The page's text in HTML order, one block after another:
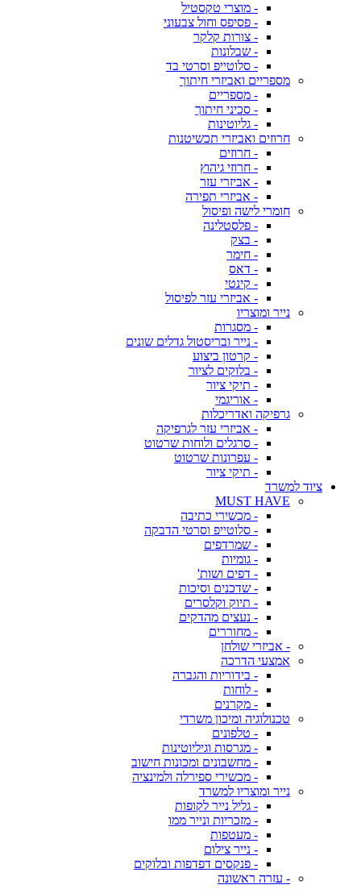
- מוצרי טקסטיל
- פסיפס וחול צבעוני
- צורות קלקר
- שבלונות
- סלוטייפ וסרטי בד
מספריים ואביזרי חיתוך
- מספריים
- סכיני חיתוך
- גליוטינות
חרוזים ואביזרי תכשיטנות
- חרוזים
- חרוזי גיהוץ
- אביזרי עזר
- אביזרי תפירה
חומרי לישה ופיסול
- פלסטלינה
- בצק
- חימר
- דאס
- קינטי
- אביזרי עזר לפיסול
נייר ומוצריו
- מסגרות
- נייר ובריסטול גדלים שונים
- קרטון ביצוע
- בלוקים לציור
- תיקי ציור
- אוריגמי
גרפיקה ואדריכלות
- אביזרי עזר לגרפיקה
- סרגלים ולוחות שרטוט
- עפרונות שרטוט
- תיקי ציור
ציוד למשרד
MUST HAVE
- מכשירי כתיבה
- סלוטייפ וסרטי הדבקה
- שמרדפים
- גומיות
- דפים ושות'
- שדכנים וסיכות
- תיוק וקלסרים
- נעצים מהדקים
- מחוררים
- אביזרי שולחן
אמצעי הדרכה
- בידוריות והגברה
- לוחות
- מקרנים
טכנולוגיה ומיכון משרדי
- טלפונים
- מגרסות וגיליוטינות
- מחשבונים ומכונות חישוב
- מכשירי ספירלה ולמינציה
נייר ומוצריו למשרד
- גליל נייר לקופות
- מזכריות ונייר ממו
- מעטפות
- נייר צילום
- פנקסים דפדפות ובלוקים
- עזרה ראשונה